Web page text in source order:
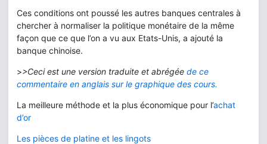
Ces conditions ont poussé les autres banques centrales à
chercher à normaliser la politique monétaire de la même
façon que ce que l’on a vu aux Etats-Unis, a ajouté la
banque chinoise.
>>Ceci est une version traduite et abrégée de ce
commentaire en anglais sur le graphique des cours.
La meilleure méthode et la plus économique pour l’achat
d’or
Les pièces de platine et les lingots